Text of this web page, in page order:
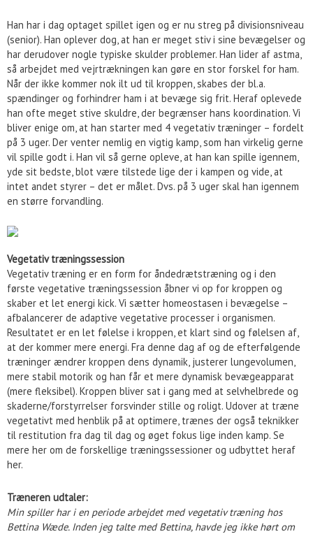
Han har i dag optaget spillet igen og er nu streg på divisionsniveau
(senior). Han oplever dog, at han er meget stiv i sine bevægelser og
har derudover nogle typiske skulder problemer. Han lider af astma,
så arbejdet med vejrtrækningen kan gøre en stor forskel for ham.
Når der ikke kommer nok ilt ud til kroppen, skabes der bl.a.
spændinger og forhindrer ham i at bevæge sig frit. Heraf oplevede
han ofte meget stive skuldre, der begrænser hans koordination. Vi
bliver enige om, at han starter med 4 vegetativ træninger – fordelt
på 3 uger. Der venter nemlig en vigtig kamp, som han virkelig gerne
vil spille godt i. Han vil så gerne opleve, at han kan spille igennem,
yde sit bedste, blot være tilstede lige der i kampen og vide, at
intet andet styrer – det er målet. Dvs. på 3 uger skal han igennem
en større forvandling.
Vegetativ træningssession
Vegetativ træning er en form for åndedrætstræning og i den
første vegetative træningssession åbner vi op for kroppen og
skaber et let energi kick. Vi sætter homeostasen i bevægelse –
afbalancerer de adaptive vegetative processer i organismen.
Resultatet er en let følelse i kroppen, et klart sind og følelsen af,
at der kommer mere energi. Fra denne dag af og de efterfølgende
træninger ændrer kroppen dens dynamik, justerer lungevolumen,
mere stabil motorik og han får et mere dynamisk bevægeapparat
(mere fleksibel). Kroppen bliver sat i gang med at selvhelbrede og
skaderne/forstyrrelser forsvinder stille og roligt. Udover at træne
vegetativt med henblik på at optimere, trænes der også teknikker
til restitution fra dag til dag og øget fokus lige inden kamp. Se
mere her om de forskellige træningssessioner og udbyttet heraf
her.
Træneren udtaler:
Min spiller har i en periode arbejdet med vegetativ træning hos
Bettina Wæde. Inden jeg talte med Bettina, havde jeg ikke hørt om